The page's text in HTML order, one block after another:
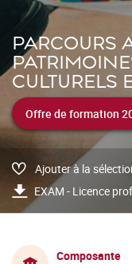
PARCOURS
CULTURELS
Ajouter à la
EXAM - Licence
Composante